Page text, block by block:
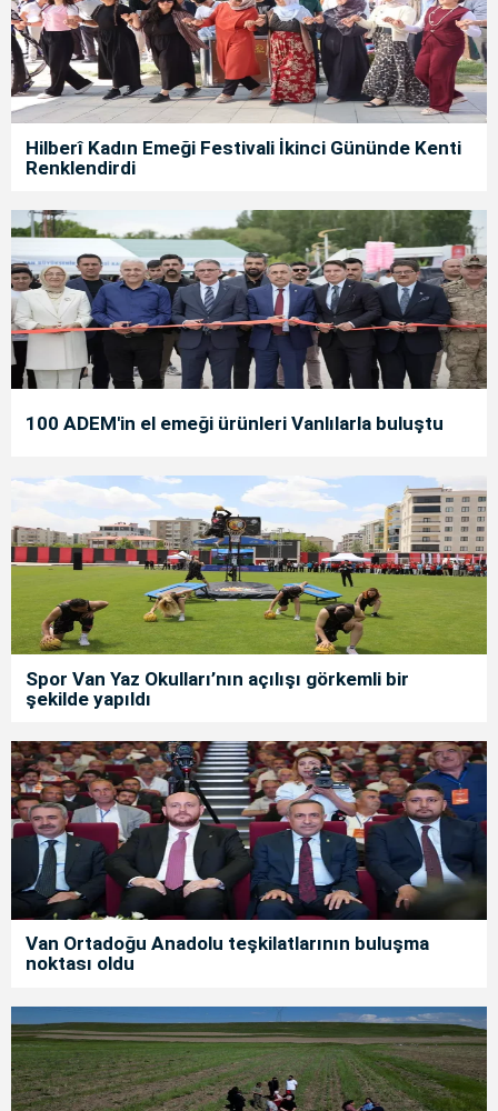
Hilberî Kadın Emeği Festivali İkinci Gününde Kenti
Renklendirdi
100 ADEM'in el emeği ürünleri Vanlılarla buluştu
Spor Van Yaz Okulları’nın açılışı görkemli bir
şekilde yapıldı
Van Ortadoğu Anadolu teşkilatlarının buluşma
noktası oldu